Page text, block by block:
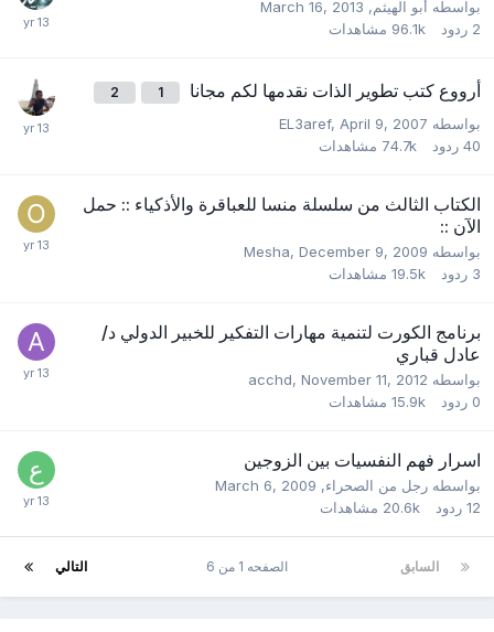
بواسطه أبو الهيثم,
March 16, 2013
2 ردود 96.1k مشاهدات
أرووع كتب تطوير الذات نقدمها لكم مجانا 2
بواسطه EL3aref ,April 9, 2007
40 ردود 74.7k مشاهدات
الكتاب الثالث من سلسلة منسا للعباقرة والأذكياء :: حمل
الآن ::
بواسطه Mesha ,December 9, 2009
3 ردود 19.5k مشاهدات
برنامج الكورت لتنمية مهارات التفكير للخبير الدولي د/
عادل قباري
بواسطه acchd ,November 11, 2012
0 ردود 15.9k مشاهدات
اسرار فهم النفسيات بين الزوجين
بواسطه رجل من الصحراء,
March 6, 2009
12 ردود 20.6k مشاهدات
السابق التالي الصفحه 1 من 6